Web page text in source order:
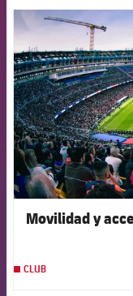
Movilidad y
CLUB